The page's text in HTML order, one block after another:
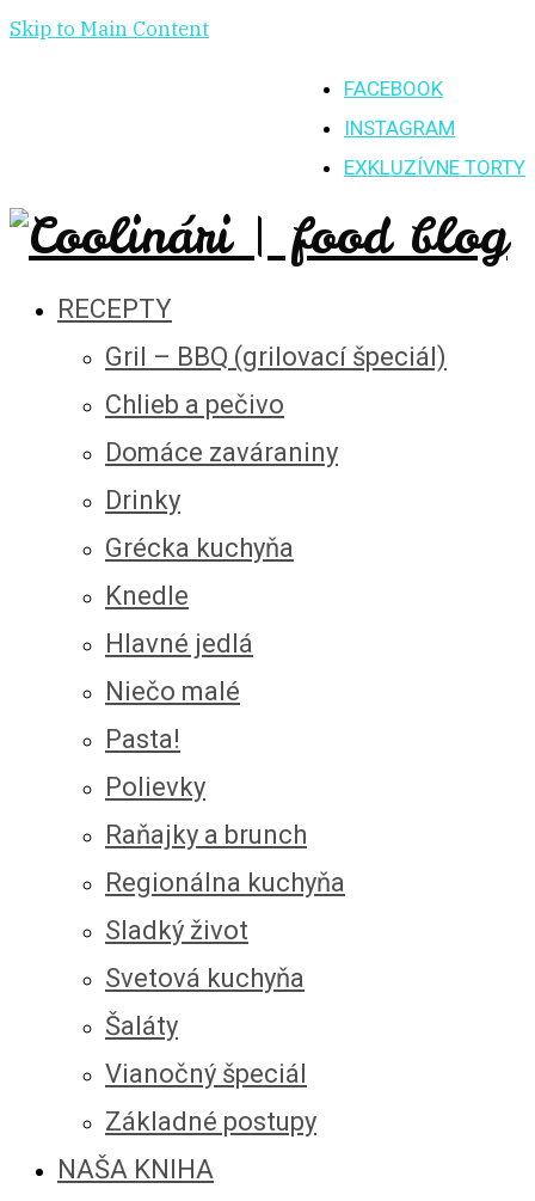
Skip to Main Content
FACEBOOK
INSTAGRAM
EXKLUZÍVNE TORTY
RECEPTY
Gril – BBQ (grilovací špeciál)
Chlieb a pečivo
Domáce zaváraniny
Drinky
Grécka kuchyňa
Knedle
Hlavné jedlá
Niečo malé
Pasta!
Polievky
Raňajky a brunch
Regionálna kuchyňa
Sladký život
Svetová kuchyňa
Šaláty
Vianočný špeciál
Základné postupy
NAŠA KNIHA